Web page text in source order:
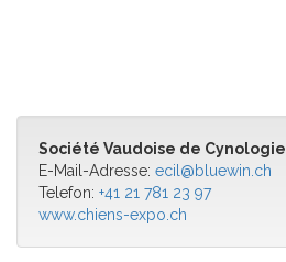
Société Vaudoise de Cynologie
E-Mail-Adresse: ecil@bluewin.ch
Telefon: +41 21 781 23 97
www.chiens-expo.ch